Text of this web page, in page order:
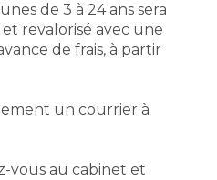
de 3 à 24 ans sera
revalorisé avec une
de frais, à partir
un courrier à
vous au cabinet et